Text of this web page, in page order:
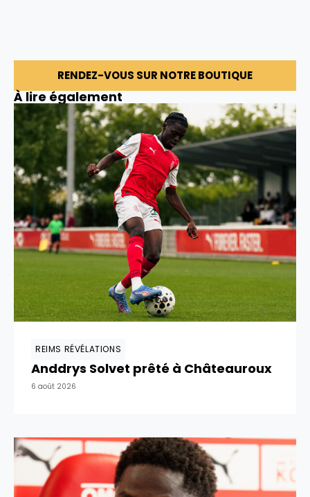
RENDEZ-VOUS SUR NOTRE BOUTIQUE
À lire également
REIMS RÉVÉLATIONS
Anddrys Solvet prêté à Châteauroux
6 août 2026